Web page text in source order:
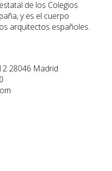
de los Colegios
y es el cuerpo
arquitectos españoles.
28046 Madrid